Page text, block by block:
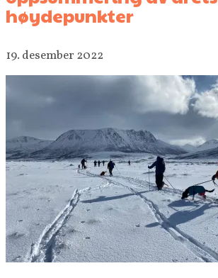
høydepunkter
19. desember 2022